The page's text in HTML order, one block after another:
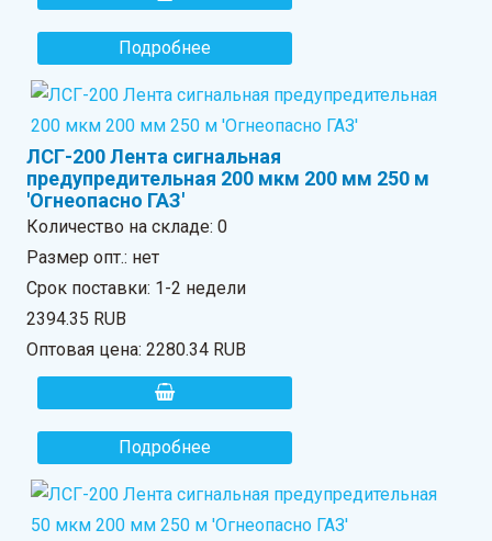
Подробнее
ЛСГ-200 Лента сигнальная
предупредительная 200 мкм 200 мм 250 м
'Огнеопасно ГАЗ'
Количество на складе:0
Размер опт.: нет
Срок поставки: 1-2 недели
2394.35 RUB
Оптовая цена:2280.34 RUB
Подробнее